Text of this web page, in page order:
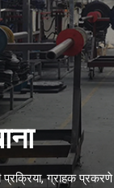
प्रक्रिया, ग्राहक प्रकरणे